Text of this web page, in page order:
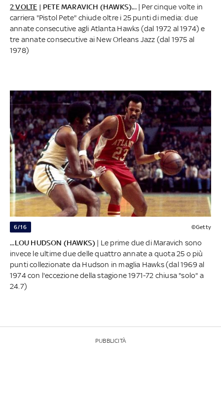
2 VOLTE | PETE MARAVICH (HAWKS)...| Per cinque volte in
carriera "Pistol Pete" chiude oltre i 25 punti di media: due
annate consecutive agli Atlanta Hawks (dal 1972 al 1974) e
tre annate consecutive ai New Orleans Jazz (dal 1975 al
1978)
6/16 ©Getty
...LOU HUDSON (HAWKS) | Le prime due di Maravich sono
invece le ultime due delle quattro annate a quota 25 o più
punti collezionate da Hudson in maglia Hawks (dal 1969 al
1974 con l'eccezione della stagione 1971-72 chiusa "solo" a
24.7)
PUBBLICITÀ